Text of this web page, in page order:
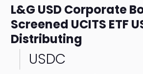
L&G USD Corporate
Screened UCITS ETF
Distributing
USDC